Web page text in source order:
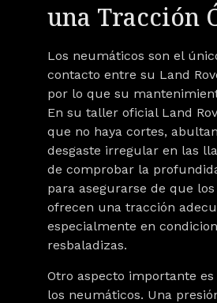
una Tracción
Los neumáticos son el
contacto entre su Land
por lo que su
En su taller oficial Land
que no haya cortes,
desgaste irregular en las
de comprobar la
para asegurarse de que
ofrecen una tracción
especialmente en
resbaladizas.
Otro aspecto importante
los neumáticos. Una